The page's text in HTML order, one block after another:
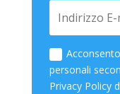
personali
Privacy Policy